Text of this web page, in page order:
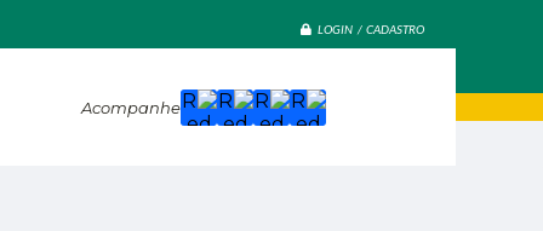
LOGIN / CADASTRO
Acompanhe